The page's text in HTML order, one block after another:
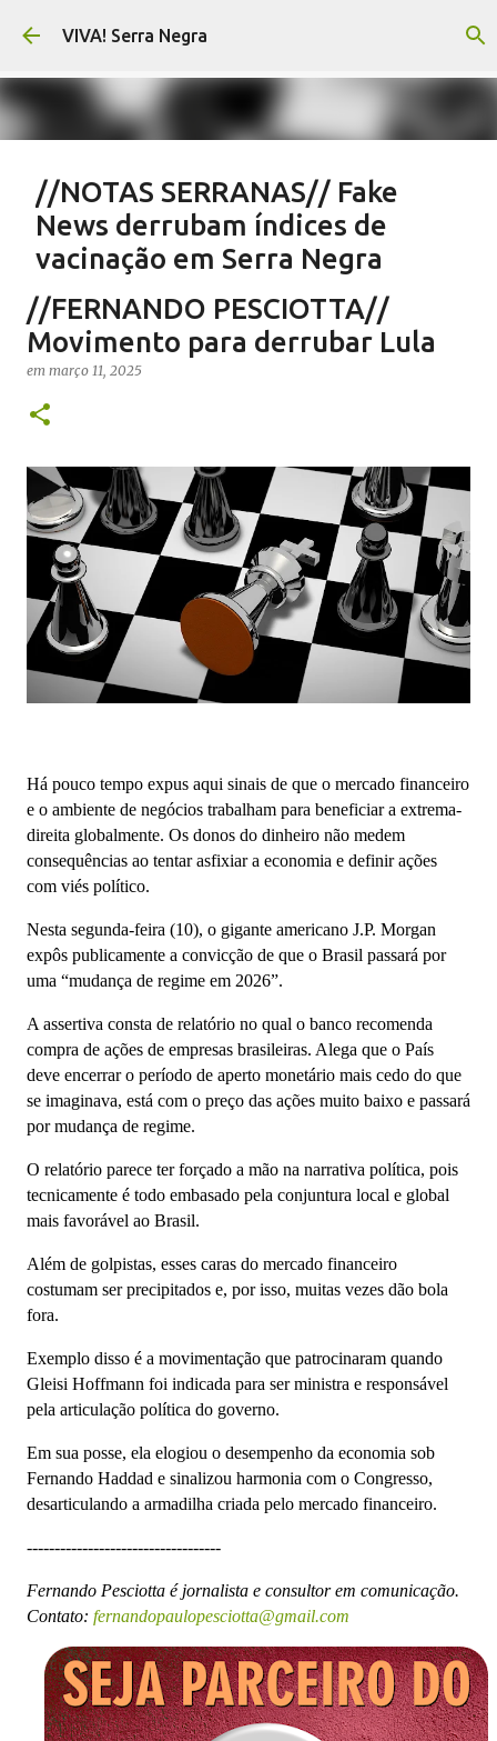
Pular para o conteúdo principal
VIVA! Serra Negra
//NOTAS SERRANAS// Fake
News derrubam índices de
vacinação em Serra Negra
VACINAÇÃO SERRA NEGRA
VIVA! SERRA NEGRA NO AR
//FERNANDO PESCIOTTA//
Movimento para derrubar Lula
em março 11, 2025
Há pouco tempo expus aqui sinais de que o mercado financeiro
e o ambiente de negócios trabalham para beneficiar a extrema-
direita globalmente. Os donos do dinheiro não medem
consequências ao tentar asfixiar a economia e definir ações
com viés político.
Nesta segunda-feira (10), o gigante americano J.P. Morgan
expôs publicamente a convicção de que o Brasil passará por
uma “mudança de regime em 2026”.
A assertiva consta de relatório no qual o banco recomenda
compra de ações de empresas brasileiras. Alega que o País
deve encerrar o período de aperto monetário mais cedo do que
se imaginava, está com o preço das ações muito baixo e passará
por mudança de regime.
O relatório parece ter forçado a mão na narrativa política, pois
tecnicamente é todo embasado pela conjuntura local e global
mais favorável ao Brasil.
Além de golpistas, esses caras do mercado financeiro
costumam ser precipitados e, por isso, muitas vezes dão bola
fora.
Exemplo disso é a movimentação que patrocinaram quando
Gleisi Hoffmann foi indicada para ser ministra e responsável
pela articulação política do governo.
Em sua posse, ela elogiou o desempenho da economia sob
Fernando Haddad e sinalizou harmonia com o Congresso,
desarticulando a armadilha criada pelo mercado financeiro.
-----------------------------------
Fernando Pesciotta é jornalista e consultor em comunicação.
Contato: fernandopaulopesciotta@gmail.com